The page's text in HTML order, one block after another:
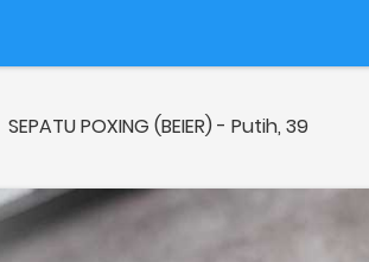
SEPATU POXING (BEIER) - Putih, 39